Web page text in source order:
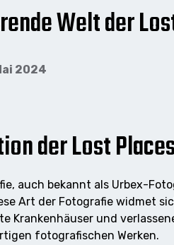
Welt der
2024
der Lost
auch bekannt als Urbex-
Art der Fotografie widmet
Krankenhäuser und
fotografischen Werken.